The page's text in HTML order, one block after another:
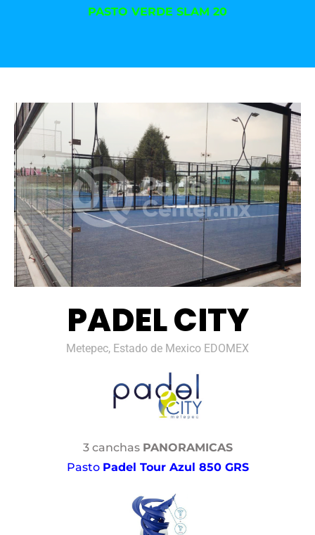
PASTO VERDE SLAM 20
PADEL CITY
Metepec, Estado de Mexico EDOMEX
3 canchas PANORAMICAS
Pasto Padel Tour Azul 850 GRS